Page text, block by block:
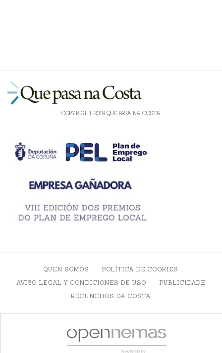
COPYRIGHT 2019 QUE PASA NA COSTA
QUEN SOMOS
POLÍTICA DE COOKIES
AVISO LEGAL Y CONDICIONES DE USO
PUBLICIDADE
RECUNCHOS DA COSTA